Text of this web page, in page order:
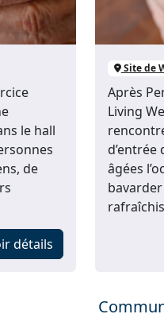
le hall
de
détails
Site de
Après
Living
âgées